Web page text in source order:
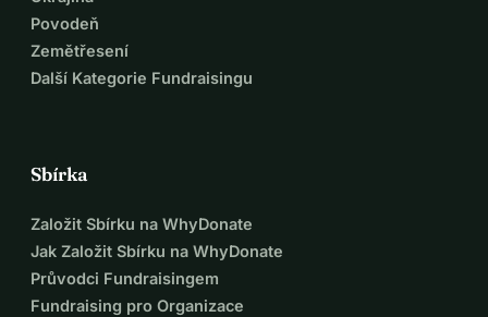
Povodeň
Zemětřesení
Další Kategorie Fundraisingu
Sbírka
Založit Sbírku na WhyDonate
Jak Založit Sbírku na WhyDonate
Průvodci Fundraisingem
Fundraising pro Organizace